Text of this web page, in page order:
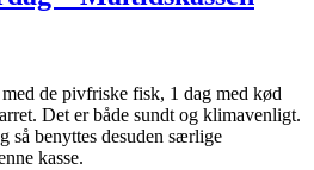
de pivfriske fisk, 1 dag med kød
Det er både sundt og klimavenligt.
så benyttes desuden særlige
kasse.